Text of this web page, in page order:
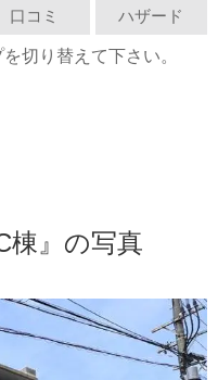
口コミ ハザード
切り替えて下さい。
棟』の写真